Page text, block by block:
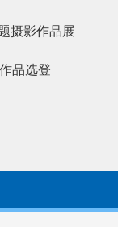
摄影作品展
品选登